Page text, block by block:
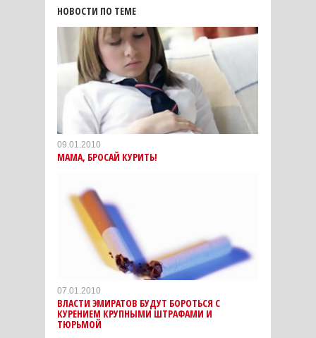
НОВОСТИ ПО ТЕМЕ
09.01.2010
МАМА, БРОСАЙ КУРИТЬ!
07.01.2010
ВЛАСТИ ЭМИРАТОВ БУДУТ БОРОТЬСЯ С
КУРЕНИЕМ КРУПНЫМИ ШТРАФАМИ И
ТЮРЬМОЙ